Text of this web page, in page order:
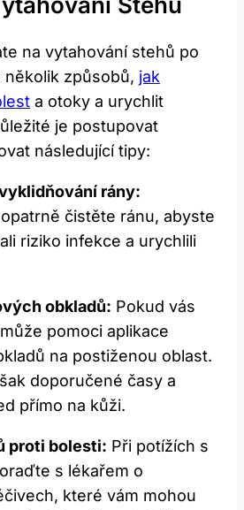
na vytahování stehů po
způsobů, jak
a otoky a urychlit
je postupovat
následující tipy:
rány:
čistěte ránu, abyste
riziko infekce a urychlili
obkladů: Pokud vás
pomoci aplikace
na postiženou oblast.
doporučené časy a
přímo na kůži.
proti bolesti: Při potížích s
s lékařem o
které vám mohou